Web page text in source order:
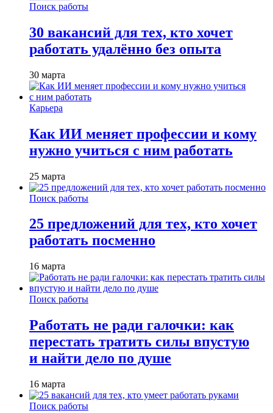
Поиск работы
30 вакансий для тех, кто хочет
работать удалённо без опыта
30 марта
Карьера
Как ИИ меняет профессии и кому
нужно учиться с ним работать
25 марта
Поиск работы
25 предложений для тех, кто хочет
работать посменно
16 марта
Поиск работы
Работать не ради галочки: как
перестать тратить силы впустую
и найти дело по душе
16 марта
Поиск работы